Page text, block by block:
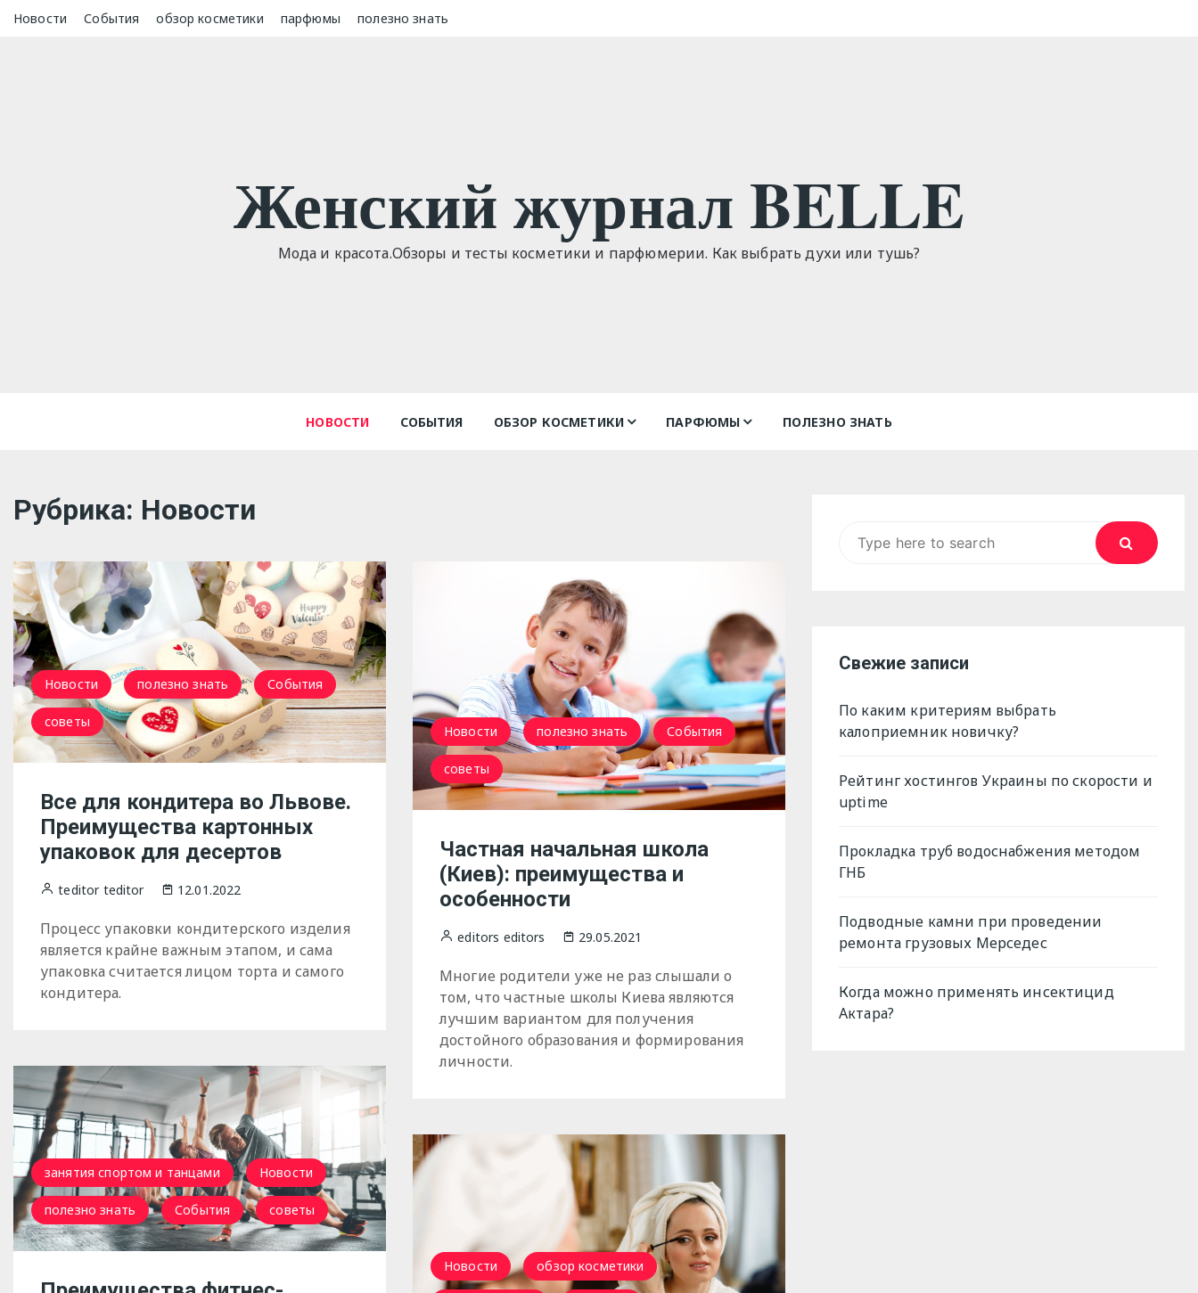
SkipНовости События обзор косметики парфюмы полезно знать
Женский журнал BELLE
Мода и красота.Обзоры и тесты косметики и парфюмерии. Как выбрать духи или тушь?
НОВОСТИ СОБЫТИЯ ОБЗОР КОСМЕТИКИ ПАРФЮМЫ ПОЛЕЗНО ЗНАТЬ
Рубрика: Новости
Новости полезно знать События
советы
Все для кондитера во Львове.
Преимущества картонных
упаковок для десертов
teditor teditor 12.01.2022
Процесс упаковки кондитерского изделия
является крайне важным этапом, и сама
упаковка считается лицом торта и самого
кондитера.
Новости полезно знать События
советы
Частная начальная школа
(Киев): преимущества и
особенности
editors editors 29.05.2021
Многие родители уже не раз слышали о
том, что частные школы Киева являются
лучшим вариантом для получения
достойного образования и формирования
личности.
занятия спортом и танцами Новости
полезно знать События советы
Новости обзор косметики
Свежие записи
По каким критериям выбрать
калоприемник новичку?
Рейтинг хостингов Украины по скорости и
uptime
Прокладка труб водоснабжения методом
ГНБ
Подводные камни при проведении
ремонта грузовых Мерседес
Когда можно применять инсектицид
Актара?